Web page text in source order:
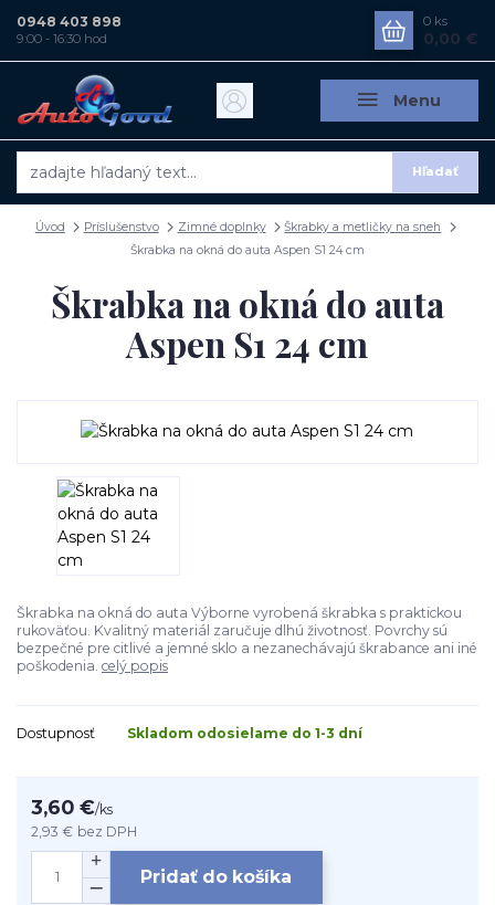
Menu
Hľadať
0948 403 898
9:00 - 16:30 hod
0 ks
0,00 €
Úvod Príslušenstvo Zimné doplnky
Škrabky a metličky na sneh
Škrabka na okná do auta Aspen S1 24 cm
Škrabka na okná do auta
Aspen S1 24 cm
Škrabka na okná do auta Výborne vyrobená škrabka s praktickou
rukoväťou. Kvalitný materiál zaručuje dlhú životnosť. Povrchy sú
bezpečné pre citlivé a jemné sklo a nezanechávajú škrabance ani iné
poškodenia. celý popis
Dostupnosť Skladom odosielame do 1-3 dní
3,60 €/ks
2,93 € bez DPH
Pridať do košíka